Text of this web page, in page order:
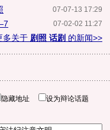
07-07-13 17:29
07-02-02 11:27
多关于 剧照 话剧 的新闻>>
隐藏地址 设为辩论话题